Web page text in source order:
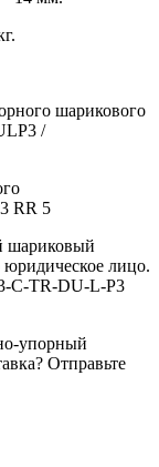
шарикового
/
RR 5
шариковый
лицо.
C-TR-DU-L-P3
упорный
Отправьте